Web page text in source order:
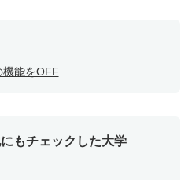
機能をOFF
もチェックした大学